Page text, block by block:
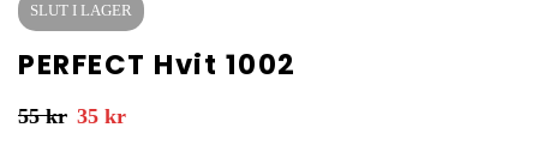
SLUT I LAGER
PERFECT Hvit 1002
55kr 35 kr